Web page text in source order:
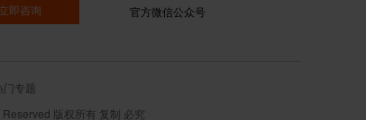
立即咨询 官方微信公众号
门专题
版权所有 复制 必究